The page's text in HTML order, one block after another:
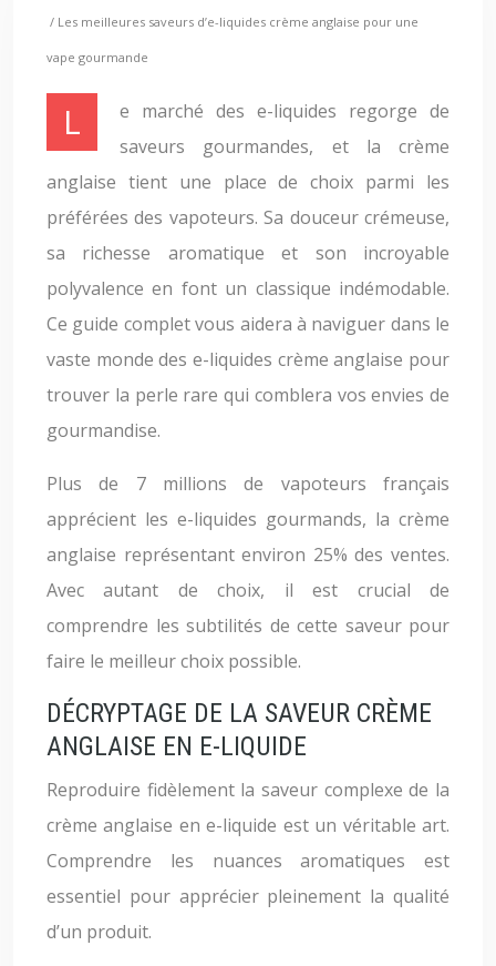
/ Les meilleures saveurs d’e-liquides crème anglaise pour une
vape gourmande
Le marché des e-liquides regorge de
saveurs gourmandes, et la crème
anglaise tient une place de choix parmi les
préférées des vapoteurs. Sa douceur crémeuse,
sa richesse aromatique et son incroyable
polyvalence en font un classique indémodable.
Ce guide complet vous aidera à naviguer dans le
vaste monde des e-liquides crème anglaise pour
trouver la perle rare qui comblera vos envies de
gourmandise.
Plus de 7 millions de vapoteurs français
apprécient les e-liquides gourmands, la crème
anglaise représentant environ 25% des ventes.
Avec autant de choix, il est crucial de
comprendre les subtilités de cette saveur pour
faire le meilleur choix possible.
DÉCRYPTAGE DE LA SAVEUR CRÈME
ANGLAISE EN E-LIQUIDE
Reproduire fidèlement la saveur complexe de la
crème anglaise en e-liquide est un véritable art.
Comprendre les nuances aromatiques est
essentiel pour apprécier pleinement la qualité
d’un produit.